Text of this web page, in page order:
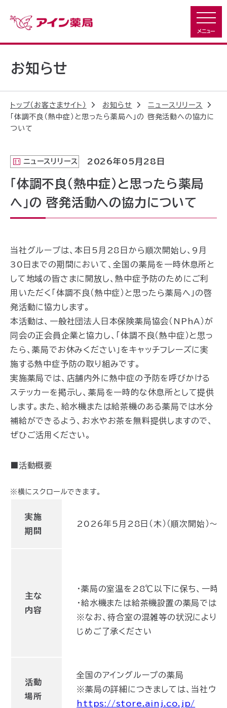
お知らせ
トップ（お客さまサイト） お知らせ
ニュースリリース
「体調不良（熱中症）と思ったら薬局へ」の 啓発活動への協力に
ついて
ニュースリリース 2026年05月28日
「体調不良（熱中症）と思ったら薬局
へ」の 啓発活動への協力について
当社グループは、本日5月28日から順次開始し、9月
30日までの期間において、全国の薬局を一時休息所と
して地域の皆さまに開放し、熱中症予防のためにご利
用いただく「体調不良（熱中症）と思ったら薬局へ」の啓
発活動に協力します。
本活動は、一般社団法人日本保険薬局協会（NPhA）が
同会の正会員企業と協力し、「体調不良（熱中症）と思っ
たら、薬局でお休みください」をキャッチフレーズに実
施する熱中症予防の取り組みです。
実施薬局では、店舗内外に熱中症の予防を呼びかける
ステッカーを掲示し、薬局を一時的な休息所として提供
します。また、給水機または給茶機のある薬局では水分
補給ができるよう、お水やお茶を無料提供しますので、
ぜひご活用ください。
■活動概要
実施
期間
2026年5月28日（木）（順次開始）～9
主な
内容
・薬局の室温を28℃以下に保ち、一時
・給水機または給茶機設置の薬局では
※なお、待合室の混雑等の状況により
じめご了承ください
活動
場所
全国のアイングループの薬局
※薬局の詳細につきましては、当社ウェ
https://store.ainj.co.jp/